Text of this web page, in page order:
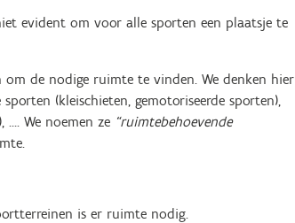
evident om voor alle sporten een plaatsje te
de nodige ruimte te vinden. We denken hier
(kleischieten, gemotoriseerde sporten),
…. We noemen ze “ruimtebehoevende
is er ruimte nodig.